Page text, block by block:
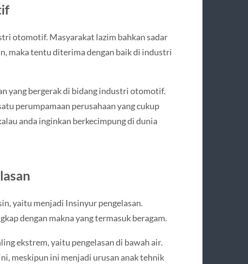
otomotif. Masyarakat lazim bahkan sadar
maka tentu diterima dengan baik di industri
yang bergerak di bidang industri otomotif.
perumpamaan perusahaan yang cukup
anda inginkan berkecimpung di dunia
yaitu menjadi Insinyur pengelasan.
dengan makna yang termasuk beragam.
ekstrem, yaitu pengelasan di bawah air.
meskipun ini menjadi urusan anak tehnik